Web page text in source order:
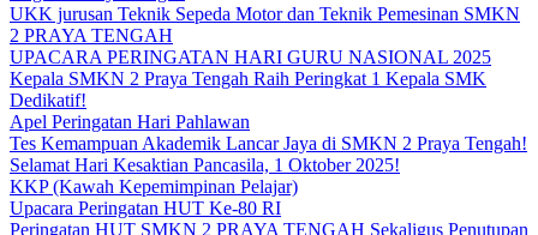
UKK jurusan Teknik Sepeda Motor dan Teknik Pemesinan SMKN
2 PRAYA TENGAH
UPACARA PERINGATAN HARI GURU NASIONAL 2025
Kepala SMKN 2 Praya Tengah Raih Peringkat 1 Kepala SMK
Dedikatif!
Apel Peringatan Hari Pahlawan
Tes Kemampuan Akademik Lancar Jaya di SMKN 2 Praya Tengah!
Selamat Hari Kesaktian Pancasila, 1 Oktober 2025!
KKP (Kawah Kepemimpinan Pelajar)
Upacara Peringatan HUT Ke-80 RI
Peringatan HUT SMKN 2 PRAYA TENGAH Sekaligus Penutupan